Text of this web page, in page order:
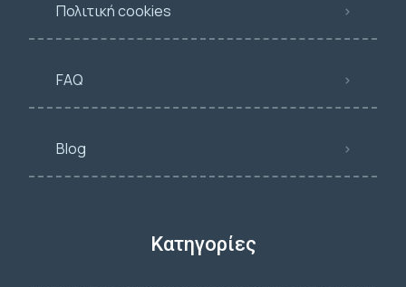
Πολιτική cookies
FAQ
Blog
Κατηγορίες